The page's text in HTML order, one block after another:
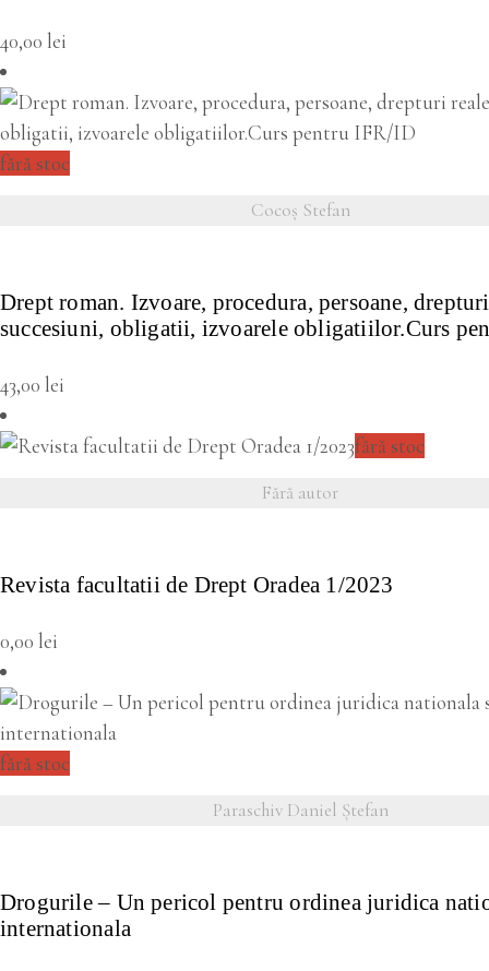
40,00 lei
fără stoc
Cocoș Stefan
Drept roman. Izvoare, procedura, persoane,
succesiuni, obligatii, izvoarele obligatiilor.Curs
43,00 lei
fără stoc
Fără autor
Revista facultatii de Drept Oradea 1/2023
0,00 lei
fără stoc
Paraschiv Daniel Ștefan
Drogurile – Un pericol pentru ordinea juridica
internationala